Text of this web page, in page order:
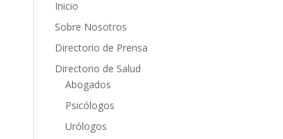
Inicio
Sobre Nosotros
Directorio de Prensa
Directorio de Salud
Abogados
Psicólogos
Urólogos